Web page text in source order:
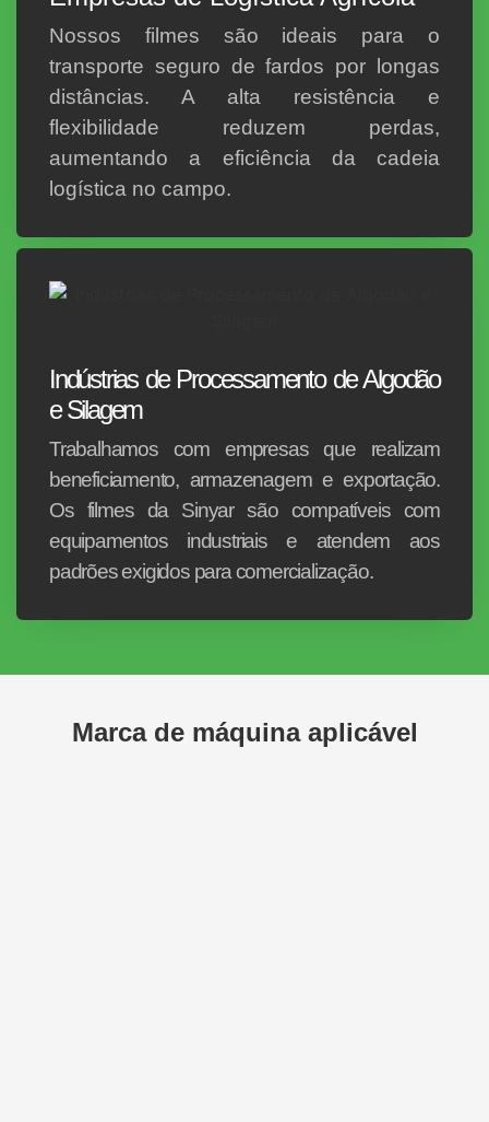
Nossos filmes são ideais para o
transporte seguro de fardos por longas
distâncias. A alta resistência e
flexibilidade reduzem perdas,
aumentando a eficiência da cadeia
logística no campo.
Indústrias de Processamento de Algodão
e Silagem
Trabalhamos com empresas que realizam
beneficiamento, armazenagem e exportação.
Os filmes da Sinyar são compatíveis com
equipamentos industriais e atendem aos
padrões exigidos para comercialização.
Marca de máquina aplicável